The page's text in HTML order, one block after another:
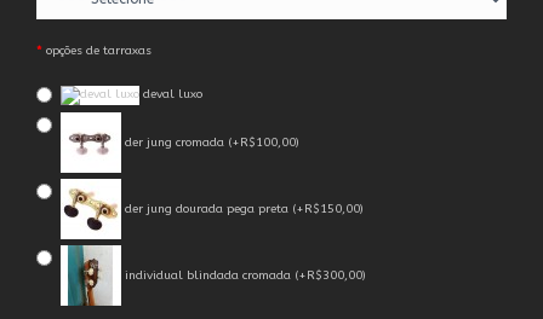
opções de tarraxas
deval luxo
der jung cromada (+R$100,00)
der jung dourada pega preta (+R$150,00)
individual blindada cromada (+R$300,00)